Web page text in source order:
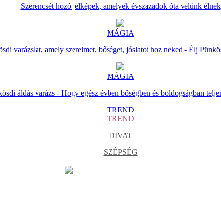
Szerencsét hozó jelképek, amelyek évszázadok óta velünk élnek
MÁGIA
varázslat, amely szerelmet, bőséget, jóslatot hoz neked - Élj
MÁGIA
áldás varázs - Hogy egész évben bőségben és boldogságban
TREND
TREND
DIVAT
SZÉPSÉG